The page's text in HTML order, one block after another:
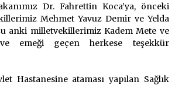
Dr. Fahrettin Koca’ya, önceki
Mehmet Yavuz Demir ve Yelda
anki milletvekillerimiz Kadem Mete ve
emeği geçen herkese teşekkür
Hastanesine ataması yapılan Sağlık